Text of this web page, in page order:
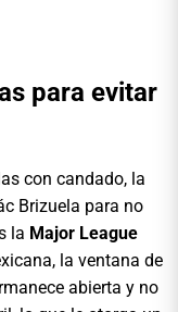
para evitar
con candado, la
Brizuela para no
la Major League
la ventana de
abierta y no